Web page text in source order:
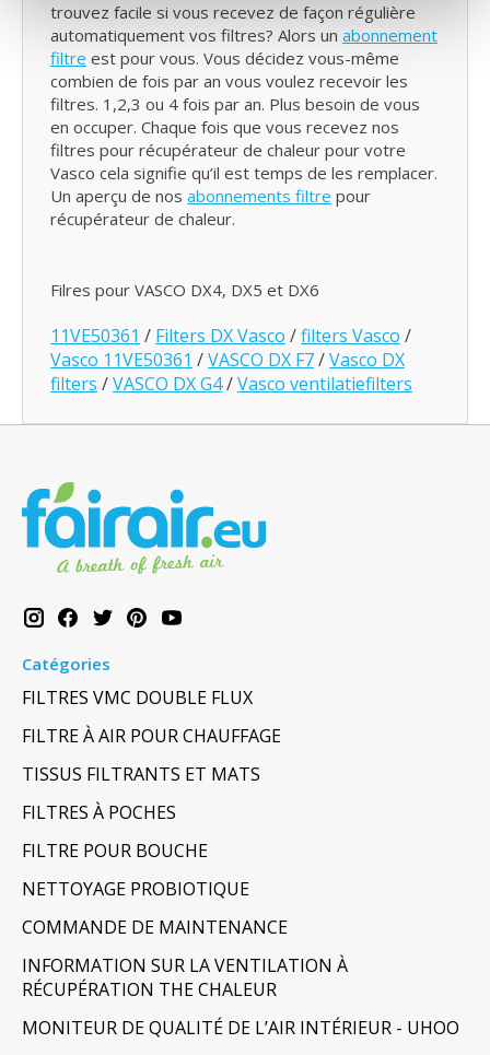
trouvez facile si vous recevez de façon régulière
automatiquement vos filtres? Alors un abonnement
filtre est pour vous. Vous décidez vous-même
combien de fois par an vous voulez recevoir les
filtres. 1,2,3 ou 4 fois par an. Plus besoin de vous
en occuper. Chaque fois que vous recevez nos
filtres pour récupérateur de chaleur pour votre
Vasco cela signifie qu’il est temps de les remplacer.
Un aperçu de nos abonnements filtre pour
récupérateur de chaleur.
Filres pour VASCO DX4, DX5 et DX6
11VE50361 / Filters DX Vasco /filters Vasco /
Vasco 11VE50361 /VASCO DX F7/Vasco DX
filters /VASCO DX G4/Vasco ventilatiefilters
Catégories
FILTRES VMC DOUBLE FLUX
FILTRE À AIR POUR CHAUFFAGE
TISSUS FILTRANTS ET MATS
FILTRES À POCHES
FILTRE POUR BOUCHE
NETTOYAGE PROBIOTIQUE
COMMANDE DE MAINTENANCE
INFORMATION SUR LA VENTILATION À
RÉCUPÉRATION THE CHALEUR
MONITEUR DE QUALITÉ DE L’AIR INTÉRIEUR - UHOO